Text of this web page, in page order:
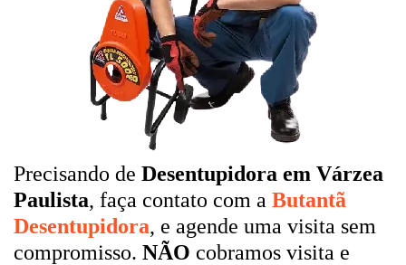
Precisando de Desentupidora em Várzea
Paulista, faça contato com a Butantã
Desentupidora, e agende uma visita sem
compromisso. NÃO cobramos visita e